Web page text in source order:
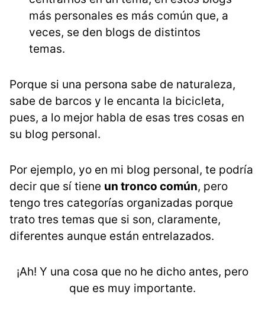
más personales es más común que, a
veces, se den blogs de distintos
temas.
Porque si una persona sabe de naturaleza,
sabe de barcos y le encanta la bicicleta,
pues, a lo mejor habla de esas tres cosas en
su blog personal.
Por ejemplo, yo en mi blog personal, te podría
decir que sí tiene un tronco común, pero
tengo tres categorías organizadas porque
trato tres temas que si son, claramente,
diferentes aunque están entrelazados.
¡Ah! Y una cosa que no he dicho antes, pero
que es muy importante.